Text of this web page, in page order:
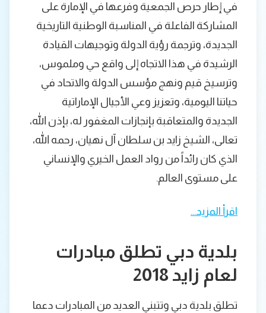
في إطار حرص الجمعية وفرعها في الإمارة على
المشاركة الفاعلة في المناسبة الوطنية التاريخية
الجديدة، وترجمة رؤية الدولة وتوجيهات القيادة
الرشيدة في هذا الاتجاه إلى واقع حي وملموس،
وترسيخ قيم ونهج مؤسس الدولة والاتحاد في
حياتنا اليومية، وتعزيز وعي الأجيال الإماراتية
الجديدة والمتعاقبة بإنجازات المغفور له، بإذن الله،
تعالى، الشيخ زايد بن سلطان آل نهيان، رحمه الله،
الذي كان رائداً من رواد العمل الخيري والإنساني
على مستوى العالم.
اقرأ المزيد…
بلدية دبي تطلق مبادرات
لعام زايد 2018
تطلق بلدية دبي وتتبني العديد من المبادرات دعما